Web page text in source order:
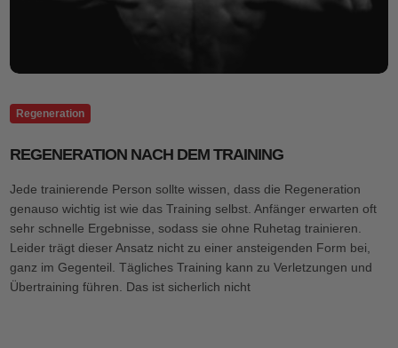
Regeneration
REGENERATION NACH DEM TRAINING
Jede trainierende Person sollte wissen, dass die Regeneration
genauso wichtig ist wie das Training selbst. Anfänger erwarten oft
sehr schnelle Ergebnisse, sodass sie ohne Ruhetag trainieren.
Leider trägt dieser Ansatz nicht zu einer ansteigenden Form bei,
ganz im Gegenteil. Tägliches Training kann zu Verletzungen und
Übertraining führen. Das ist sicherlich nicht